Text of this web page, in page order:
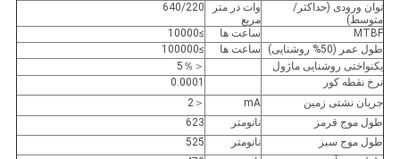
توان ورودی (حداکثر/
متوسط)
وات در متر
مربع
640/220
MTBF ساعت ها
≥10000
طول عمر (50% روشنایی)
ساعت ها
≥100000
یکنواختی روشنایی ماژول
＜5％
نرخ نقطه کور
0.0001
جریان نشتی زمین
mA
＜2
طول موج قرمز
نانومتر
623
طول موج سبز
نانومتر
525